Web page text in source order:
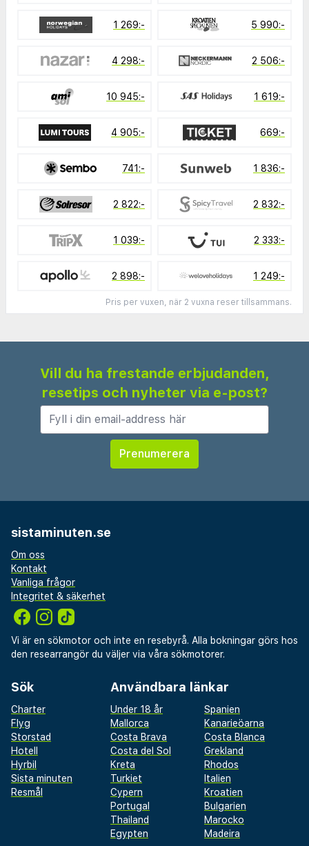
1 269:- 5 990:-
4 298:- 2 506:-
10 945:- 1 619:-
4 905:- 669:-
741:- 1 836:-
2 822:- 2 832:-
1 039:- 2 333:-
2 898:- 1 249:-
Pris per vuxen, när 2 vuxna reser tillsammans.
Vill du ha frestande erbjudanden,
resetips och nyheter via e-post?
sistaminuten.se
Om oss
Kontakt
Vanliga frågor
Integritet & säkerhet
Vi är en sökmotor och inte en resebyrå. Alla bokningar görs hos
den researrangör du väljer via våra sökmotorer.
Sök
Charter
Flyg
Storstad
Hotell
Hyrbil
Sista minuten
Resmål
Användbara länkar
Under 18 år
Spanien
Mallorca
Kanarieöarna
Costa Brava
Costa Blanca
Costa del Sol
Grekland
Kreta
Rhodos
Turkiet
Italien
Cypern
Kroatien
Portugal
Bulgarien
Thailand
Marocko
Egypten
Madeira